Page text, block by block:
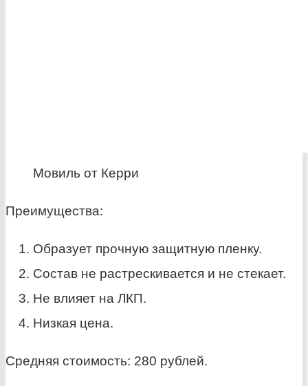
Мовиль от Керри
Преимущества:
Образует прочную защитную пленку.
Состав не растрескивается и не стекает.
Не влияет на ЛКП.
Низкая цена.
Средняя стоимость: 280 рублей.